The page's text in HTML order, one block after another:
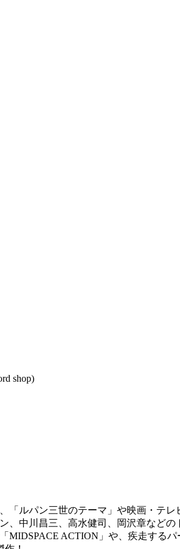
shop)
「ルパン三世のテーマ」や映画・テ
、中川昌三、高水健司、岡沢章など
ACTION」や、疾走する